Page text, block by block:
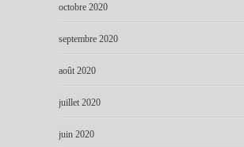
octobre 2020
septembre 2020
août 2020
juillet 2020
juin 2020